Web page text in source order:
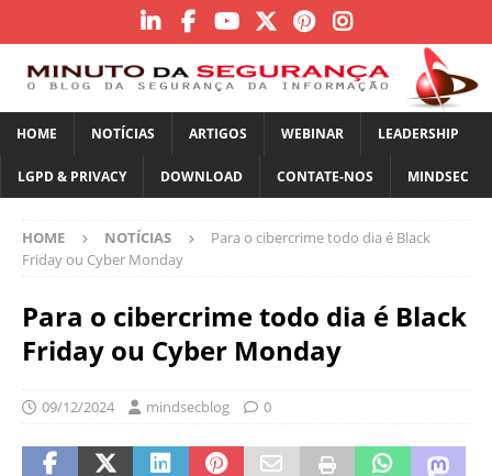
HOME NOTÍCIAS ARTIGOS WEBINAR LEADERSHIP
LGPD & PRIVACY DOWNLOAD CONTATE-NOS MINDSEC
HOME NOTÍCIAS
Para o cibercrime todo dia é Black
Friday ou Cyber Monday
Para o cibercrime todo dia é Black
Friday ou Cyber Monday
09/12/2024 mindsecblog 0